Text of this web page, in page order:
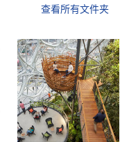
查看所有文件夹